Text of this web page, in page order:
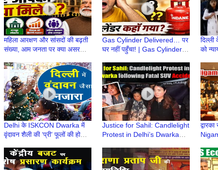
महिला आरक्षण और सांसदों की बढ़ती
संख्या, आम जनता पर क्या असर
कमलजीत सहरावत
Gas Cylinder Delivered… पर
घर नहीं पहुँचा! | Gas Cylinder
Cylinder
को
Delhi के ISKCON Dwarka में
वृंदावन शैली की ‘प्री’ फूलों की होली |
आयोजन
Justice for Sahil: Candlelight
Protest in Delhi’s Dwarka
| Dwarka Delhi